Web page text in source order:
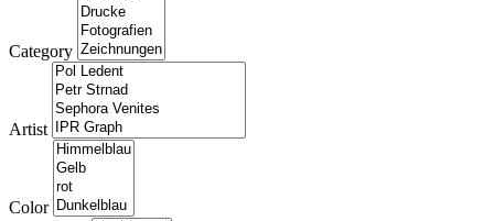
Category
Artist
Color